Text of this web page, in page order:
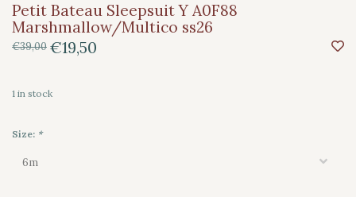
Petit Bateau Sleepsuit Y A0F88
Marshmallow/Multico ss26
€39,00 €19,50
1 in stock
Size: *